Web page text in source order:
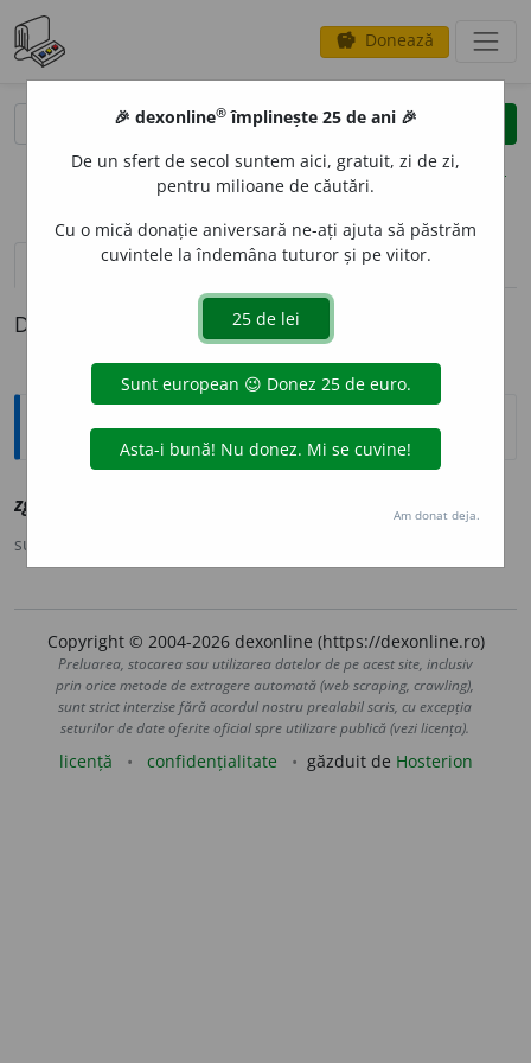
savings Donează
clear
opțiuni
definiții (1)
Definiția cu ID-ul 1219166:
Explicative DEX
zgorn
sursa:
Copyright © 2004-2026 dexonline (https://dexonline.ro)
Preluarea, stocarea sau utilizarea datelor de pe acest site, inclusiv
prin orice metode de extragere automată (web scraping, crawling),
sunt strict interzise fără acordul nostru prealabil scris, cu excepția
seturilor de date oferite oficial spre utilizare publică (vezi licența).
licență confidențialitate găzduit de Hosterion
🎉 dexonline® împlinește 25 de ani 🎉
De un sfert de secol suntem aici, gratuit, zi de zi,
pentru milioane de căutări.
Cu o mică donație aniversară ne-ați ajuta să păstrăm
cuvintele la îndemâna tuturor și pe viitor.
Am donat deja.